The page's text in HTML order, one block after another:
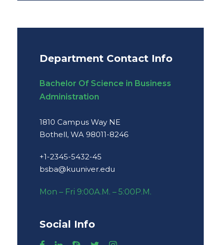
Department Contact Info
Bachelor Of Science in Business
Administration
1810 Campus Way NE
Bothell, WA 98011-8246
+1-2345-5432-45
bsba@kuuniver.edu
Mon – Fri 9:00A.M. – 5:00P.M.
Social Info